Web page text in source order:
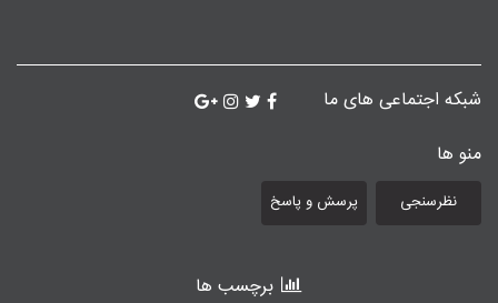
شبکه اجتماعی های ما
منو ها
نظرسنجی پرسش و پاسخ
برچسب ها